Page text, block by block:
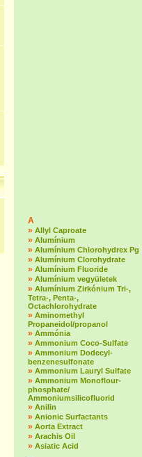
A
» Allyl Caproate
» Alumínium
» Alumínium Chlorohydrex Pg
» Alumínium Clorohydrate
» Alumínium Fluoride
» Alumínium vegyületek
» Alumínium Zirkónium Tri-,
Tetra-, Penta-,
Octachlorohydrate
» Aminomethyl
Propaneidol/propanol
» Ammónia
» Ammonium Coco-Sulfate
» Ammonium Dodecyl-
benzenesulfonate
» Ammonium Lauryl Sulfate
» Ammonium Monoflour-
phosphate/
Ammoniumsilicofluorid
» Anilin
» Anionic Surfactants
» Aorta Extract
» Arachis Oil
» Asiatic Acid